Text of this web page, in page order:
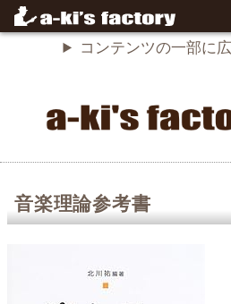
音楽理論参考書
コンテンツの一部に